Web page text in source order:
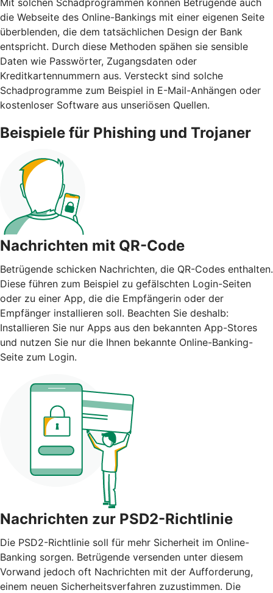
die Webseite des Online-Bankings mit einer eigenen Seite
überblenden, die dem tatsächlichen Design der Bank
entspricht. Durch diese Methoden spähen sie sensible
Daten wie Passwörter, Zugangsdaten oder
Kreditkartennummern aus. Versteckt sind solche
Schadprogramme zum Beispiel in E-Mail-Anhängen oder
kostenloser Software aus unseriösen Quellen.
Beispiele für Phishing und Trojaner
Nachrichten mit QR-Code
Betrügende schicken Nachrichten, die QR-Codes enthalten.
Diese führen zum Beispiel zu gefälschten Login-Seiten
oder zu einer App, die die Empfängerin oder der
Empfänger installieren soll. Beachten Sie deshalb:
Installieren Sie nur Apps aus den bekannten App-Stores
und nutzen Sie nur die Ihnen bekannte Online-Banking-
Seite zum Login.
Nachrichten zur PSD2-Richtlinie
Die PSD2-Richtlinie soll für mehr Sicherheit im Online-
Banking sorgen. Betrügende versenden unter diesem
Vorwand jedoch oft Nachrichten mit der Aufforderung,
einem neuen Sicherheitsverfahren zuzustimmen. Die